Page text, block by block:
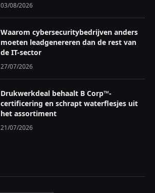
03/08/2026
Waarom cybersecuritybedrijven anders
moeten leadgenereren dan de rest van
de IT-sector
27/07/2026
Drukwerkdeal behaalt B Corp™-
certificering en schrapt waterflesjes uit
het assortiment
21/07/2026